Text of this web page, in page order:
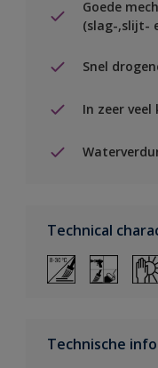
Goede
(slag-,slijt-
Snel
In zeer
Technical
Technische